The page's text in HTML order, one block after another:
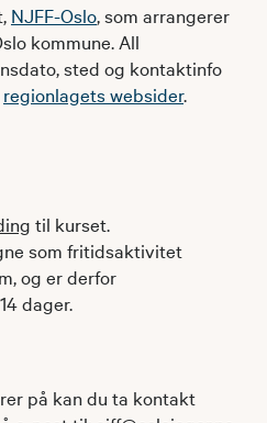
NJFF-Oslo, som arrangerer
kommune. All
sted og kontaktinfo
regionlagets websider.
til kurset.
som fritidsaktivitet
og er derfor
dager.
på kan du ta kontakt